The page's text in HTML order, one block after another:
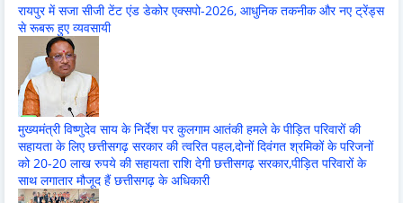
रायपुर में सजा सीजी टेंट एंड डेकोर एक्सपो-2026, आधुनिक तकनीक और नए ट्रेंड्स
से रूबरू हुए व्यवसायी
मुख्यमंत्री विष्णुदेव साय के निर्देश पर कुलगाम आतंकी हमले के पीड़ित परिवारों की
सहायता के लिए छत्तीसगढ़ सरकार की त्वरित पहल,दोनों दिवंगत श्रमिकों के परिजनों
को 20-20 लाख रुपये की सहायता राशि देगी छत्तीसगढ़ सरकार,पीड़ित परिवारों के
साथ लगातार मौजूद हैं छत्तीसगढ़ के अधिकारी